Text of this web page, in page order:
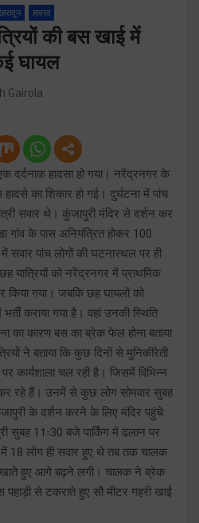
हादसा
की बस खाई में
घायल
Gairola
दर्दनाक हादसा हो गया। नरेंद्रनगर के
का शिकार हो गई। दुर्घटना में पांच
सवार थे। कुंजापुरी मंदिर से दर्शन कर
गांव के पास अनियंत्रित होकर 100
सवार पांच लोगों की घटनास्थल पर ही
यात्रियों को नरेंद्रनगर में प्राथमिक
गया। जबकि छह घायलों को
कराया गया है। वहां उनकी स्थिति
का कारण बस का ब्रेक फेल होना बताया
ने बताया कि कुछ दिनों से मुनिकीरेती
कार्यशाला चल रही है। जिसमें विभिन्न
रहे हैं। उनमें से कुछ लोग सोमवार सुबह
के दर्शन करने के लिए मंदिर पहुंचे
सुबह 11ः30 बजे पार्किंग में ढलान पर
18 लोग ही सवार हुए थे तब तक चालक
खाते हुए आगे बढ़ने लगी। चालक ने ब्रेक
से टकराते हुए सौ मीटर गहरी खाई